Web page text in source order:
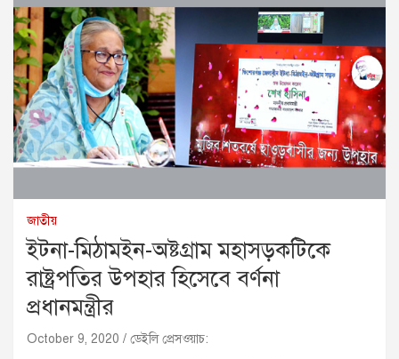
জাতীয়
ইটনা-মিঠামইন-অষ্টগ্রাম মহাসড়কটিকে
রাষ্ট্রপতির উপহার হিসেবে বর্ণনা
প্রধানমন্ত্রীর
October 9, 2020 ডেইলি প্রেসওয়াচ: